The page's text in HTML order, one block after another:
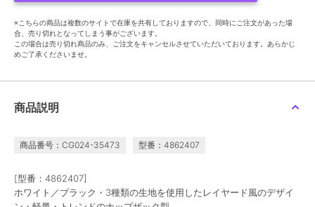
※こちらの商品は複数のサイトで在庫を共有しておりますので、同時にご注文があった場
合、売り切れとなってしまう事がございます。
この場合は売り切れ商品のみ、ご注文をキャンセルさせていただいております。あらかじ
めご了承くださいませ。
商品説明
商品番号：CG024-35473 型番：4862407
[型番：4862407]
ホワイト／ブラック・3種類の生地を使用したレイヤード風のデザイ